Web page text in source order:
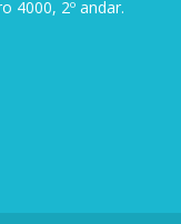
4000, 2º andar.